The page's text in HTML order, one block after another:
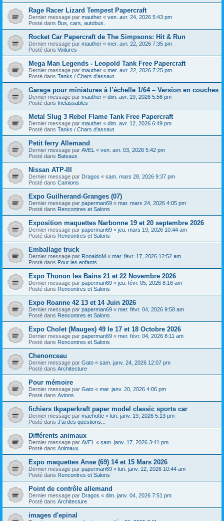
Rage Racer Lizard Tempest Papercraft
Dernier message par mauther « ven. avr. 24, 2026 5:43 pm
Posté dans Bus, cars, autobus.
Rocket Car Papercraft de The Simpsons: Hit & Run
Dernier message par mauther « mer. avr. 22, 2026 7:35 pm
Posté dans Voitures
Mega Man Legends - Leopold Tank Free Papercraft
Dernier message par mauther « mer. avr. 22, 2026 7:25 pm
Posté dans Tanks / Chars d'assaut
Garage pour miniatures à l’échelle 1/64 – Version en couches
Dernier message par mauther « dim. avr. 19, 2026 5:56 pm
Posté dans Inclassables
Metal Slug 3 Rebel Flame Tank Free Papercraft
Dernier message par mauther « dim. avr. 12, 2026 6:49 pm
Posté dans Tanks / Chars d'assaut
Petit ferry Allemand
Dernier message par AVEL « ven. avr. 03, 2026 5:42 pm
Posté dans Bateaux
Nissan ATP-III
Dernier message par Dragos « sam. mars 28, 2026 9:37 pm
Posté dans Camions
Expo Guilherand-Granges (07)
Dernier message par paperman69 « mar. mars 24, 2026 4:05 pm
Posté dans Rencontres et Salons
Exposition maquettes Narbonne 19 et 20 septembre 2026
Dernier message par paperman69 « jeu. mars 19, 2026 10:44 am
Posté dans Rencontres et Salons
Emballage truck
Dernier message par RonaldoM « mar. févr. 17, 2026 12:52 am
Posté dans Pour les enfants
Expo Thonon les Bains 21 et 22 Novembre 2026
Dernier message par paperman69 « jeu. févr. 05, 2026 8:16 am
Posté dans Rencontres et Salons
Expo Roanne 42 13 et 14 Juin 2026
Dernier message par paperman69 « mer. févr. 04, 2026 9:58 am
Posté dans Rencontres et Salons
Expo Cholet (Mauges) 49 le 17 et 18 Octobre 2026
Dernier message par paperman69 « mer. févr. 04, 2026 8:11 am
Posté dans Rencontres et Salons
Chenonceau
Dernier message par Gato « sam. janv. 24, 2026 12:07 pm
Posté dans Architecture
Pour mémoire
Dernier message par Gato « mar. janv. 20, 2026 4:06 pm
Posté dans Avions
fichiers tkpaperkraft paper model classic sports car
Dernier message par machotte « lun. janv. 19, 2026 5:13 pm
Posté dans J'ai des questions...
Différents animaux
Dernier message par AVEL « sam. janv. 17, 2026 3:41 pm
Posté dans Animaux
Expo maquettes Anse (69) 14 et 15 Mars 2026
Dernier message par paperman69 « lun. janv. 12, 2026 10:44 am
Posté dans Rencontres et Salons
Point de contrôle allemand
Dernier message par Dragos « dim. janv. 04, 2026 7:51 pm
Posté dans Architecture
images d'epinal